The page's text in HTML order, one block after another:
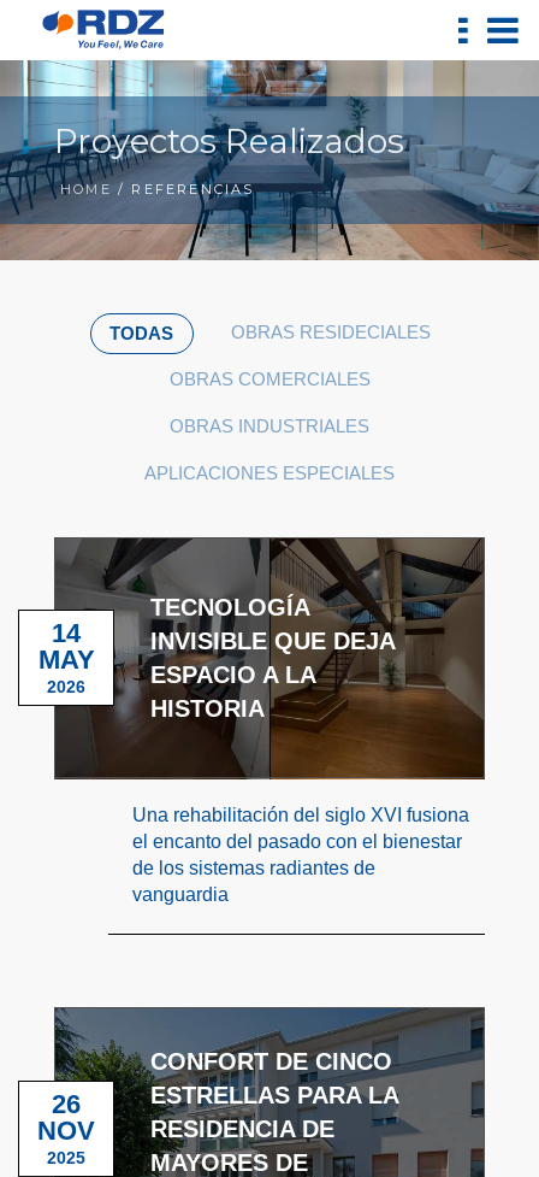
Proyectos Realizados
HOME / REFERENCIAS
TODAS OBRAS RESIDECIALES
OBRAS COMERCIALES
OBRAS INDUSTRIALES
APLICACIONES ESPECIALES
TECNOLOGÍA
INVISIBLE QUE DEJA
ESPACIO A LA
HISTORIA
14
MAY
2026
Una rehabilitación del siglo XVI fusiona
el encanto del pasado con el bienestar
de los sistemas radiantes de
vanguardia
CONFORT DE CINCO
ESTRELLAS PARA LA
RESIDENCIA DE
MAYORES DE
26
NOV
2025